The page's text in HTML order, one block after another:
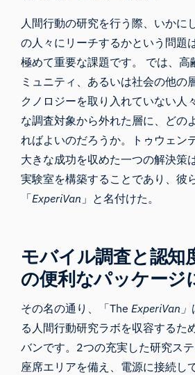
人間行動の研究を行う際、いかに
の人々にリーチするかという問題
極めて重要な課題です。 では、高
ミュニティ、あるいは社会の他の
クノロジーを取り入れていない人
な調査対象から外れた層に、どの
ればよいのだろうか。
トゥウェン
大きな成功を収めた一つの解決策
実験室を構築することであり、彼
「ExperiVan 」と名付けた。
モバイル調査と認知
の便利なパッケージ
その名の通り、「The ExperiVan」
る人間行動研究ラボを収容するた
バンです。2つの充実した研究ス
座席エリアを備え、電源に接続し